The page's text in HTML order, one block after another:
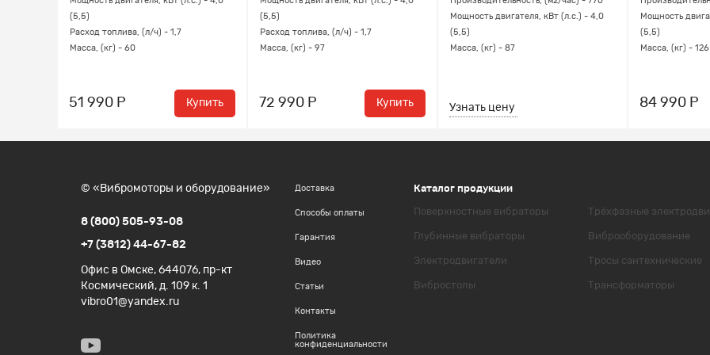
(5,5)
Расход топлива, (л/ч) - 1,7
Масса, (кг) - 60
51 990 Р Купить
(5,5)
Расход топлива, (л/ч) - 1,7
Масса, (кг) - 97
72 990 Р Купить
Мощность двигателя, кВт (л.с.) - 4,0
(5,5)
Масса, (кг) - 87
Узнать цену
Мощность
(5,5)
Масса, (кг) - 126
84 990 Р
© «Вибромоторы и оборудование»
8 (800) 505-93-08
+7 (3812) 44-67-82
Офис в Омске, 644076, пр-кт
Космический, д. 109 к. 1
vibro01@yandex.ru
Доставка
Способы оплаты
Гарантия
Видео
Статьи
Контакты
Политика
конфиденциальности
Каталог продукции
Поверхностные вибраторы
Глубинные вибраторы
Электродвигатели
Вибростолы
Трёхфазные
Виброоборудование
Тросы сантехнические
Трансформаторы